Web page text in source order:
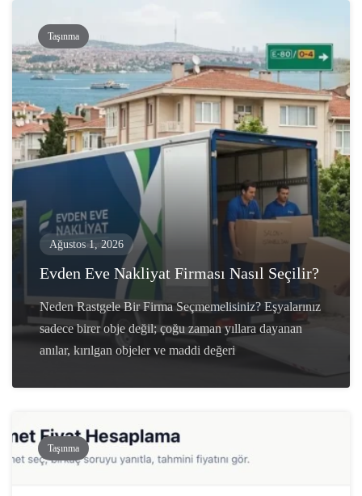
Taşınma
Ağustos 1, 2026
Evden Eve Nakliyat Firması Nasıl Seçilir?
Neden Rastgele Bir Firma Seçmemelisiniz? Eşyalarınız
sadece birer obje değil; çoğu zaman yıllara dayanan
anılar, kırılgan objeler ve maddi değeri
Taşınma